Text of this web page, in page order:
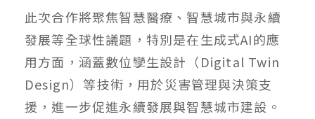
此次合作將聚焦智慧醫療、智慧城市與永續
發展等全球性議題，特別是在生成式AI的應
用方面，涵蓋數位孿生設計（Digital Twin
Design）等技術，用於災害管理與決策支
援，進一步促進永續發展與智慧城市建設。